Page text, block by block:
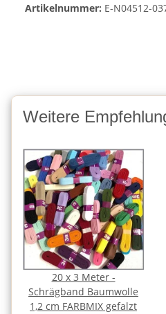
Artikelnummer: E-N04512-
Weitere
20 x 3 Meter -
Schrägband Baumwolle
1,2 cm FARBMIX gefalzt